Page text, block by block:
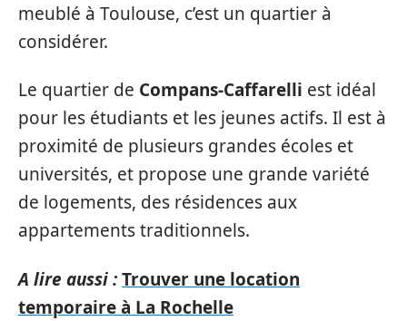
meublé à Toulouse, c’est un quartier à
considérer.
Le quartier de Compans-Caffarelli est idéal
pour les étudiants et les jeunes actifs. Il est à
proximité de plusieurs grandes écoles et
universités, et propose une grande variété
de logements, des résidences aux
appartements traditionnels.
A lire aussi :Trouver une location
temporaire à La Rochelle